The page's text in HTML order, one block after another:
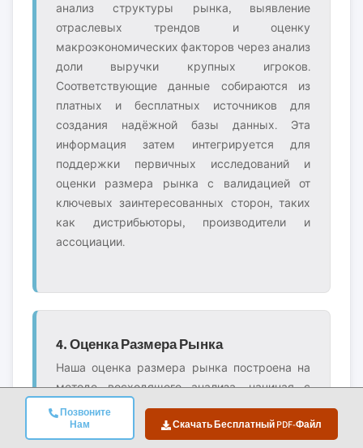
Позвоните
Нам
Скачать Бесплатный PDF-Файл
анализ структуры рынка, выявление
отраслевых трендов и оценку
макроэкономических факторов через анализ
доли выручки крупных игроков.
Соответствующие данные собираются из
платных и бесплатных источников для
создания надёжной базы данных. Эта
информация затем интегрируется для
поддержки первичных исследований и
оценки размера рынка с валидацией от
ключевых заинтересованных сторон, таких
как дистрибьюторы, производители и
ассоциации.
4. Оценка Размера Рынка
Наша оценка размера рынка построена на
методе восходящего анализа, начиная с
данных о выручке компаний, полученных
непосредственно в ходе первичных